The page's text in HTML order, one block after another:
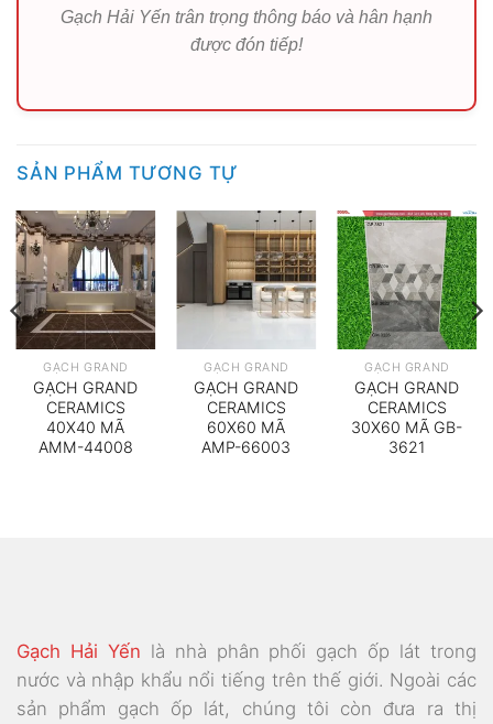
Gạch Hải Yến trân trọng thông báo và hân hạnh
được đón tiếp!
SẢN PHẨM TƯƠNG TỰ
GẠCH GRAND
GẠCH GRAND
CERAMICS
40X40 MÃ
AMM-44008
GẠCH GRAND
GẠCH GRAND
CERAMICS
60X60 MÃ
AMP-66003
GẠCH GRAND
GẠCH GRAND
CERAMICS
30X60 MÃ GB-
3621
Gạch Hải Yến là nhà phân phối gạch ốp lát trong
nước và nhập khẩu nổi tiếng trên thế giới. Ngoài các
sản phẩm gạch ốp lát, chúng tôi còn đưa ra thị